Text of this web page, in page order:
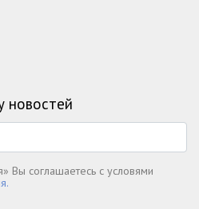
новостей
Вы соглашаетесь с условями